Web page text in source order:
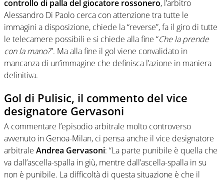
controllo di palla del giocatore rossonero, l’arbitro
Alessandro Di Paolo cerca con attenzione tra tutte le
immagini a disposizione, chiede la “reverse”, fa il giro di tutte
le telecamere possibili e si chiede alla fine “Che la prende
con la mano?”. Ma alla fine il gol viene convalidato in
mancanza di un’immagine che definisca l’azione in maniera
definitiva.
Gol di Pulisic, il commento del vice
designatore Gervasoni
A commentare l’episodio arbitrale molto controverso
avvenuto in Genoa-Milan, ci pensa anche il vice designatore
arbitrale Andrea Gervasoni: “La parte punibile è quella che
va dall’ascella-spalla in giù, mentre dall’ascella-spalla in su
non è punibile. La difficoltà di questa situazione è che il